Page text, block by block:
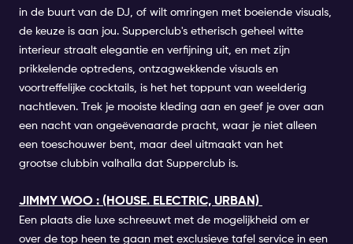
in de buurt van de DJ, of wilt omringen met boeiende visuals,
de keuze is aan jou. Supperclub's etherisch geheel witte
interieur straalt elegantie en verfijning uit, en met zijn
prikkelende optredens, ontzagwekkende visuals en
voortreffelijke cocktails, is het het toppunt van weelderig
nachtleven. Trek je mooiste kleding aan en geef je over aan
een nacht van ongeëvenaarde pracht, waar je niet alleen
een toeschouwer bent, maar deel uitmaakt van het
grootse clubbin valhalla dat Supperclub is.
JIMMY WOO : (HOUSE. ELECTRIC, URBAN)
Een plaats die luxe schreeuwt met de mogelijkheid om er
over de top heen te gaan met exclusieve tafel service in een